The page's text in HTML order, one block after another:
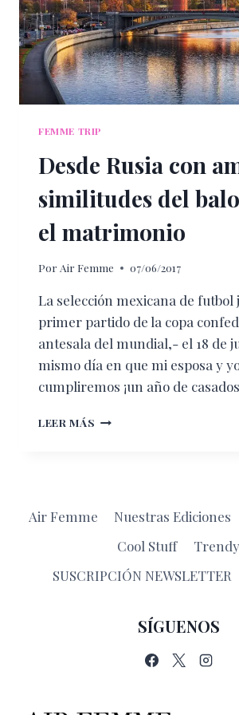
FEMME TRIP
Desde Rusia con
similitudes del
el matrimonio
Por Air Femme 07/06/2017
La selección mexicana de futbol
primer partido de la copa
antesala del mundial,- el 18 de
mismo día en que mi esposa y
cumpliremos ¡un año de
LEER MÁS DESDE
BALOMPIÉ
MATRIMONIO
Air Femme Nuestras Ediciones
Cool Stuff
Trendy
SUSCRIPCIÓN NEWSLETTER
SÍGUENOS